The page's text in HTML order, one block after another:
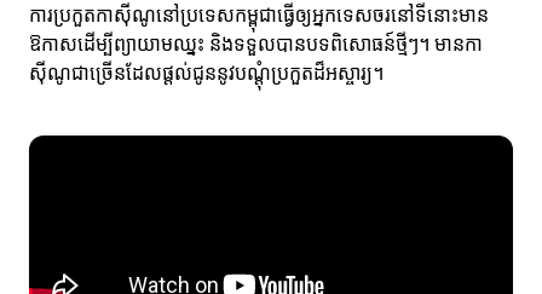
ការប្រកួតកាស៊ីណូនៅប្រទេសកម្ពុជាធ្វើឲ្យអ្នកទេសចរនៅទីនោះមាន
ឱកាសដើម្បីព្យាយាមឈ្នះ និងទទួលបានបទពិសោធន៍ថ្មីៗ។ មានកា
ស៊ីណូជាច្រើនដែលផ្តល់ជូននូវបណ្តុំប្រកួតដ៏អស្ចារ្យ។